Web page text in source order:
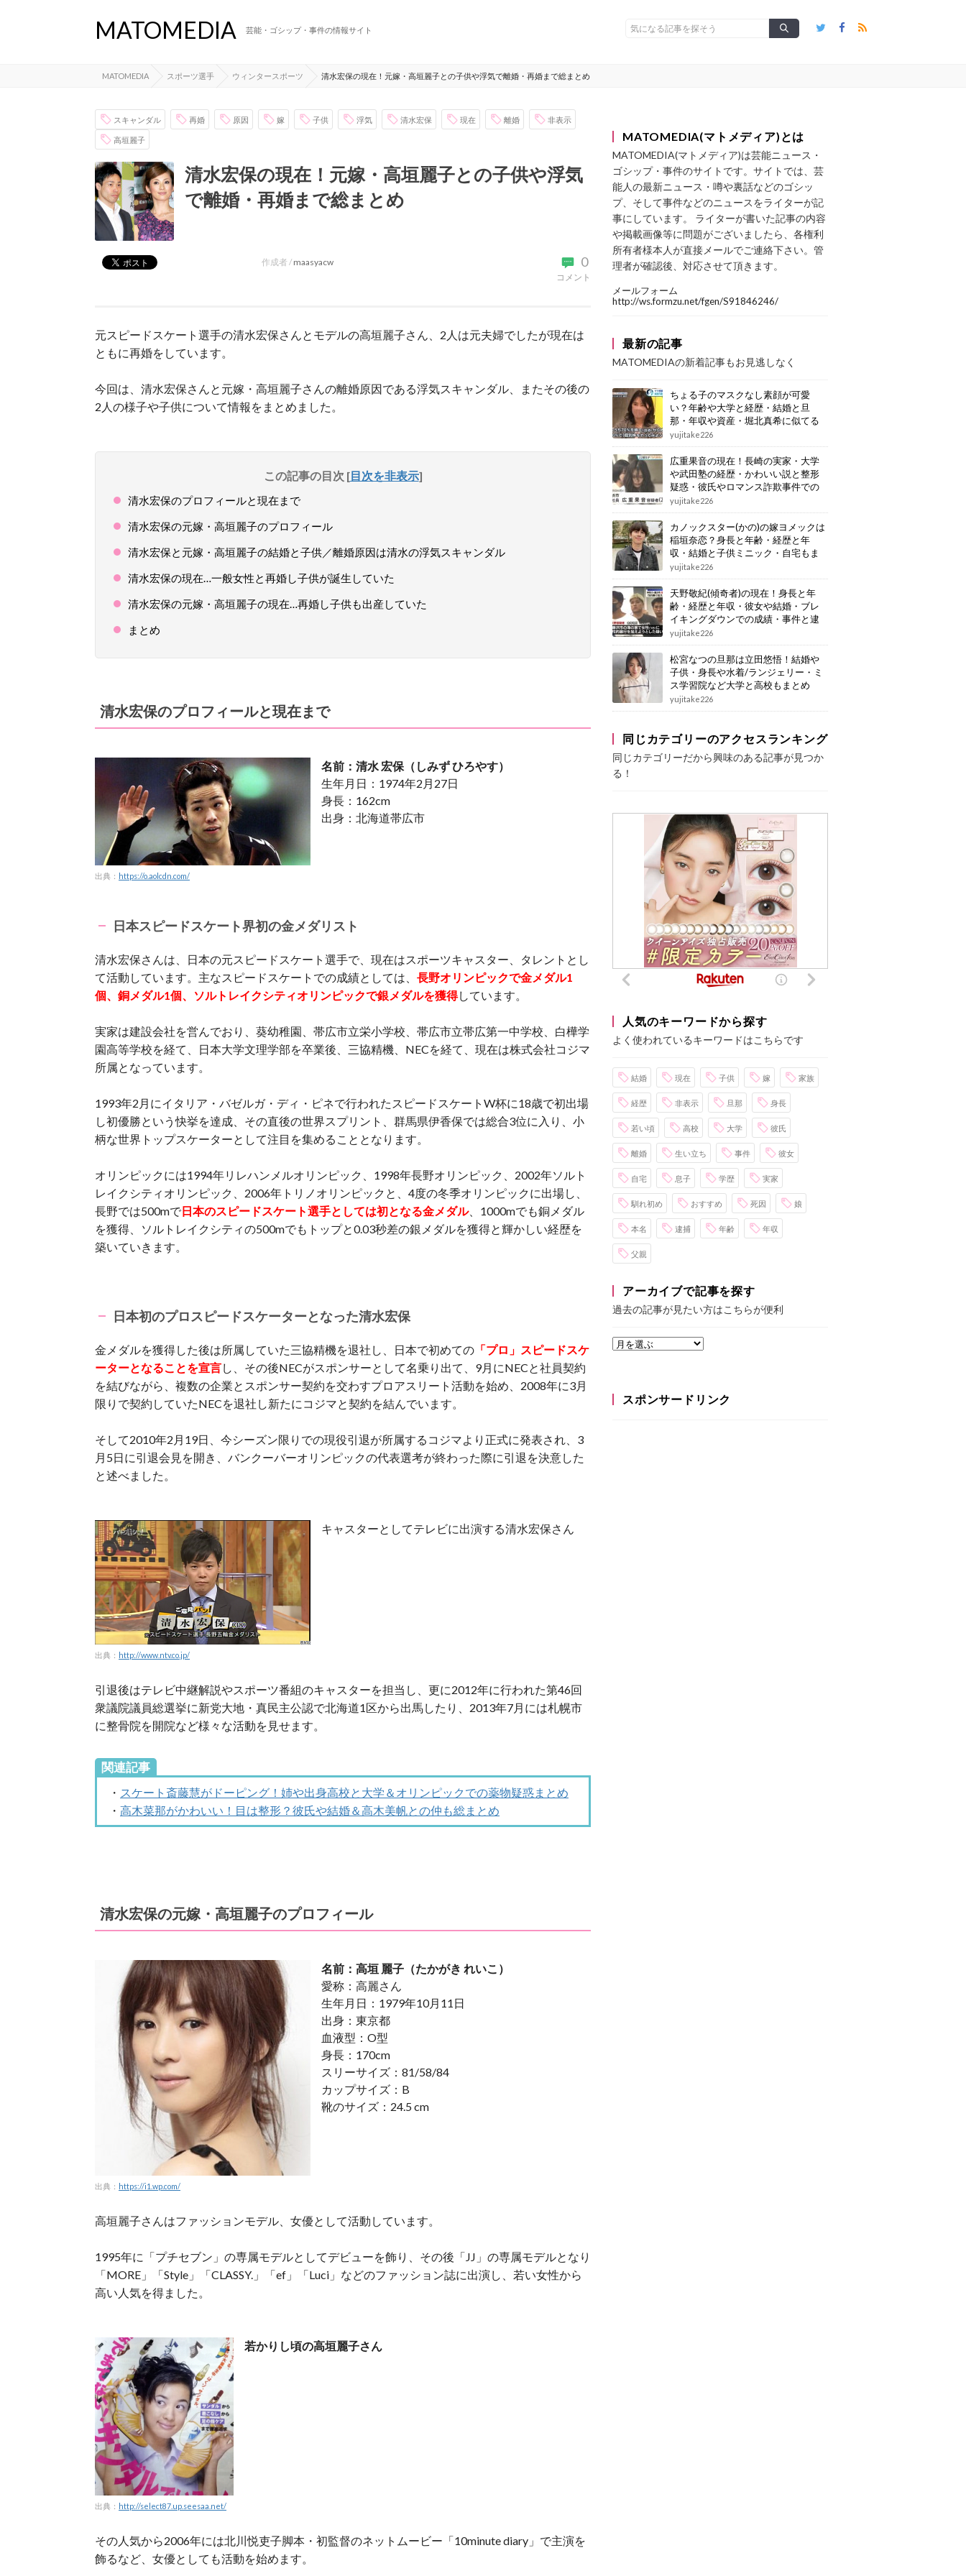
MATOMEDIA 芸能・ゴシップ・事件の情報サイト
MATOMEDIA スポーツ選手 ウィンタースポーツ 清水宏保の現在！元嫁・高垣麗子との子供や浮気で離婚・再婚まで総まとめ
スキャンダル 再婚 原因 嫁 子供 浮気 清水宏保 現在 離婚 非表示
高垣麗子
清水宏保の現在！元嫁・高垣麗子との子供や浮気
で離婚・再婚まで総まとめ
0
コメント
作成者 / maasyacw
元スピードスケート選手の清水宏保さんとモデルの高垣麗子さん、2人は元夫婦でしたが現在は
ともに再婚をしています。
今回は、清水宏保さんと元嫁・高垣麗子さんの離婚原因である浮気スキャンダル、またその後の
2人の様子や子供について情報をまとめました。
この記事の目次 [目次を非表示]
清水宏保のプロフィールと現在まで
清水宏保の元嫁・高垣麗子のプロフィール
清水宏保と元嫁・高垣麗子の結婚と子供／離婚原因は清水の浮気スキャンダル
清水宏保の現在…一般女性と再婚し子供が誕生していた
清水宏保の元嫁・高垣麗子の現在…再婚し子供も出産していた
まとめ
清水宏保のプロフィールと現在まで
出典： https://o.aolcdn.com/
名前：清水 宏保（しみず ひろやす）
生年月日：1974年2月27日
身長：162cm
出身：北海道帯広市
日本スピードスケート界初の金メダリスト
清水宏保さんは、日本の元スピードスケート選手で、現在はスポーツキャスター、タレントとし
て活動しています。主なスピードスケートでの成績としては、 長野オリンピックで金メダル1
個、銅メダル1個、ソルトレイクシティオリンピックで銀メダルを獲得しています。
実家は建設会社を営んでおり、葵幼稚園、帯広市立栄小学校、帯広市立帯広第一中学校、白樺学
園高等学校を経て、日本大学文理学部を卒業後、三協精機、NECを経て、現在は株式会社コジマ
所属となっています。
1993年2月にイタリア・バゼルガ・ディ・ピネで行われたスピードスケートW杯に18歳で初出場
し初優勝という快挙を達成、その直後の世界スプリント、群馬県伊香保では総合3位に入り、小
柄な世界トップスケーターとして注目を集めることとなります。
オリンピックには1994年リレハンメルオリンピック、1998年長野オリンピック、2002年ソルト
レイクシティオリンピック、2006年トリノオリンピックと、4度の冬季オリンピックに出場し、
長野では500mで日本のスピードスケート選手としては初となる金メダル、1000mでも銅メダル
を獲得、ソルトレイクシティの500mでもトップと0.03秒差の銀メダルを獲得と輝かしい経歴を
築いていきます。
日本初のプロスピードスケーターとなった清水宏保
金メダルを獲得した後は所属していた三協精機を退社し、日本で初めての 「プロ」スピードスケ
ーターとなることを宣言し、その後NECがスポンサーとして名乗り出て、9月にNECと社員契約
を結びながら、複数の企業とスポンサー契約を交わすプロアスリート活動を始め、2008年に3月
限りで契約していたNECを退社し新たにコジマと契約を結んでいます。
そして2010年2月19日、今シーズン限りでの現役引退が所属するコジマより正式に発表され、3
月5日に引退会見を開き、バンクーバーオリンピックの代表選考が終わった際に引退を決意した
と述べました。
出典： http://www.ntv.co.jp/
キャスターとしてテレビに出演する清水宏保さん
引退後はテレビ中継解説やスポーツ番組のキャスターを担当し、更に2012年に行われた第46回
衆議院議員総選挙に新党大地・真民主公認で北海道1区から出馬したり、2013年7月には札幌市
に整骨院を開院など様々な活動を見せます。
関連記事
・ スケート斎藤慧がドーピング！姉や出身高校と大学＆オリンピックでの薬物疑惑まとめ
・ 高木菜那がかわいい！目は整形？彼氏や結婚＆高木美帆との仲も総まとめ
清水宏保の元嫁・高垣麗子のプロフィール
出典： https://i1.wp.com/
名前：高垣 麗子（たかがき れいこ）
愛称：高麗さん
生年月日：1979年10月11日
出身：東京都
血液型：O型
身長：170cm
スリーサイズ：81/58/84
カップサイズ：B
靴のサイズ：24.5 cm
高垣麗子さんはファッションモデル、女優として活動しています。
1995年に「プチセブン」の専属モデルとしてデビューを飾り、その後「JJ」の専属モデルとなり
「MORE」「Style」「CLASSY.」「ef」「Luci」などのファッション誌に出演し、若い女性から
高い人気を得ました。
出典： http://select87.up.seesaa.net/
若かりし頃の高垣麗子さん
その人気から2006年には北川悦吏子脚本・初監督のネットムービー「10minute diary」で主演を
飾るなど、女優としても活動を始めます。
MATOMEDIA(マトメディア)とは
MATOMEDIA(マトメディア)は芸能ニュース・
ゴシップ・事件のサイトです。サイトでは、芸
能人の最新ニュース・噂や裏話などのゴシッ
プ、そして事件などのニュースをライターが記
事にしています。 ライターが書いた記事の内容
や掲載画像等に問題がございましたら、各権利
所有者様本人が直接メールでご連絡下さい。管
理者が確認後、対応させて頂きます。
メールフォーム
http://ws.formzu.net/fgen/S91846246/
最新の記事
MATOMEDIAの新着記事もお見逃しなく
ちょる子のマスクなし素顔が可愛
い？年齢や大学と経歴・結婚と旦
那・年収や資産・堀北真希に似てる
画像もまとめ
yujitake226
広重果音の現在！長崎の実家・大学
や武田塾の経歴・かわいい説と整形
疑惑・彼氏やロマンス詐欺事件での
逮捕もまとめ
yujitake226
カノックスター(かの)の嫁ヨメックは
稲垣奈恋？身長と年齢・経歴と年
収・結婚と子供ミニック・自宅もま
とめ
yujitake226
天野敬紀(傾奇者)の現在！身長と年
齢・経歴と年収・彼女や結婚・ブレ
イキングダウンでの成績・事件と逮
捕もまとめ
yujitake226
松宮なつの旦那は立田悠悟！結婚や
子供・身長や水着/ランジェリー・ミ
ス学習院など大学と高校もまとめ
yujitake226
同じカテゴリーのアクセスランキング
同じカテゴリーだから興味のある記事が見つか
る！
人気のキーワードから探す
よく使われているキーワードはこちらです
結婚 現在 子供 嫁 家族
経歴 非表示 旦那 身長
若い頃 高校 大学 彼氏
離婚 生い立ち 事件 彼女
自宅 息子 学歴 実家
馴れ初め おすすめ 死因 娘
本名 逮捕 年齢 年収
父親
アーカイブで記事を探す
過去の記事が見たい方はこちらが便利
スポンサードリンク